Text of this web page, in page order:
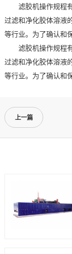
滤胶机操作规程有
过滤和净化胶体溶液
等行业。为了确认和
滤胶机操作规程有
过滤和净化胶体溶液
等行业。为了确认和
上一篇